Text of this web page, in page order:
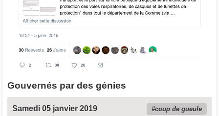
Gouvernés par des génies
Samedi 05 janvier 2019 coup de gueule